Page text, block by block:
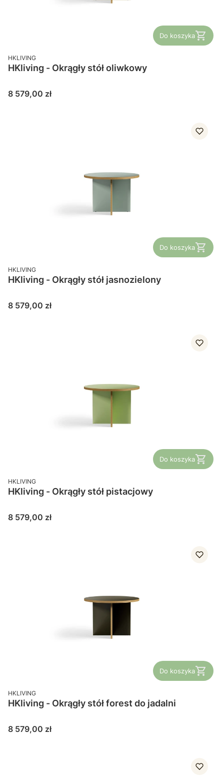
Do koszyka
PRODUCENT
HKLIVING
HKliving - Okrągły stół oliwkowy
Cena
8 579,00 zł
Do koszyka
PRODUCENT
HKLIVING
HKliving - Okrągły stół jasnozielony
Cena
8 579,00 zł
Do koszyka
PRODUCENT
HKLIVING
HKliving - Okrągły stół pistacjowy
Cena
8 579,00 zł
Do koszyka
PRODUCENT
HKLIVING
HKliving - Okrągły stół forest do jadalni
Cena
8 579,00 zł